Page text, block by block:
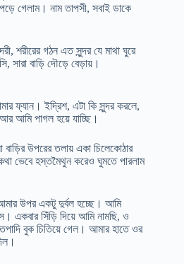
গেলাম। নাম তাপসী, সবাই ডাকে
শরীরের গঠন এত সুন্দর যে মাথা ঘুরে
সারা বাড়ি দৌড়ে বেড়ায়।
ফ্যান। ইদ্রিশ, এটা কি সুন্দর করলে,
আমি পাগল হয়ে যাচ্ছি।
বাড়ির উপরের তলায় একা চিলেকোঠার
ভেবে হস্তমৈথুন করেও ঘুমতে পারলাম
উপর একটু দুর্বল হচ্ছে। আমি
একবার সিঁড়ি দিয়ে আমি নামছি, ও
বুক চিতিয়ে গেল। আমার হাতে ওর